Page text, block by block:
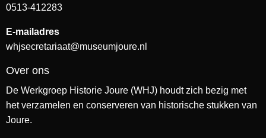
0513-412283
E-mailadres
whjsecretariaat@museumjoure.nl
Over ons
De Werkgroep Historie Joure (WHJ) houdt zich bezig met
het verzamelen en conserveren van historische stukken van
Joure.